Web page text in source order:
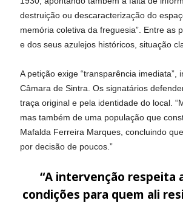
destruição ou descaracterização do
memória coletiva da freguesia”. Entre as
e dos seus azulejos históricos, situação
A petição exige “transparência
Câmara de Sintra. Os signatários
traça original e pela identidade do local.
mas também de uma população que
Mafalda Ferreira Marques, concluindo
por decisão de poucos.”
“A intervenção respeita
condições para quem ali